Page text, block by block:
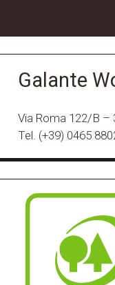
Galante
Via Roma 122/B –
Tel. (+39) 0465